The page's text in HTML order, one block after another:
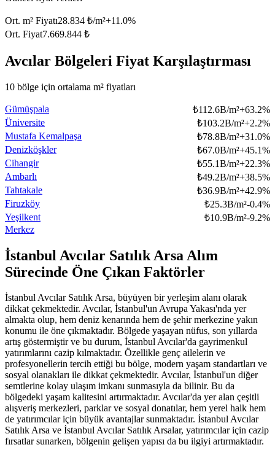
Ort. m² Fiyatı28.834 ₺/m²+11.0%
Ort. Fiyat7.669.844 ₺
Avcılar Bölgeleri Fiyat Karşılaştırması
10 bölge için ortalama m² fiyatları
Gümüşpala ₺112.6B/m²+63.2%
Üniversite
₺103.2B/m²+2.2%
Mustafa Kemalpaşa
₺78.8B/m²+31.0%
Denizköşkler
₺67.0B/m²+45.1%
Cihangir
₺55.1B/m²+22.3%
Ambarlı
₺49.2B/m²+38.5%
Tahtakale
₺36.9B/m²+42.9%
Firuzköy
₺25.3B/m²-0.4%
Yeşilkent
₺10.9B/m²-9.2%
Merkez
İstanbul Avcılar Satılık Arsa Alım
Sürecinde Öne Çıkan Faktörler
İstanbul Avcılar Satılık Arsa, büyüyen bir yerleşim alanı olarak
dikkat çekmektedir. Avcılar, İstanbul'un Avrupa Yakası'nda yer
almakta olup, hem deniz kenarında hem de şehir merkezine yakın
konumu ile öne çıkmaktadır. Bölgede yaşayan nüfus, son yıllarda
artış göstermiştir ve bu durum, İstanbul Avcılar'da gayrimenkul
yatırımlarını cazip kılmaktadır. Özellikle genç ailelerin ve
profesyonellerin tercih ettiği bu bölge, modern yaşam standartları ve
sosyal olanakları ile dikkat çekmektedir. Avcılar, İstanbul'un diğer
semtlerine kolay ulaşım imkanı sunmasıyla da bilinir. Bu da
bölgedeki yaşam kalitesini artırmaktadır. Avcılar'da yer alan çeşitli
alışveriş merkezleri, parklar ve sosyal donatılar, hem yerel halk hem
de yatırımcılar için büyük avantajlar sunmaktadır. İstanbul Avcılar
Satılık Arsa ve İstanbul Avcılar Satılık Arsalar, yatırımcılar için cazip
fırsatlar sunarken, bölgenin gelişen yapısı da bu ilgiyi artırmaktadır.